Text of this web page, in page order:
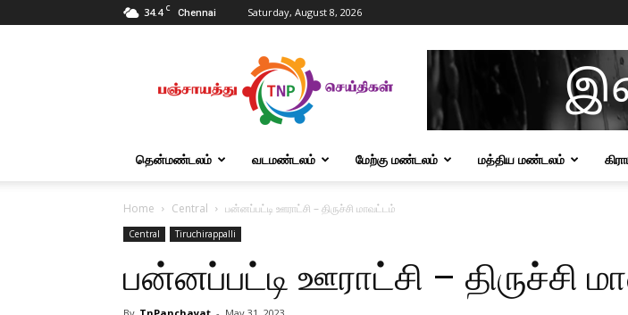
34.4 C Chennai Saturday, August 8, 2026
Tnpanchayat
தென்மண்டலம் வடமண்டலம் மேற்கு மண்டலம் மத்திய மண்டலம்
Home Central பன்னப்பட்டி ஊராட்சி – திருச்சி மாவட்டம்
Central Tiruchirappalli
பன்னப்பட்டி ஊராட்சி – திருச்சி